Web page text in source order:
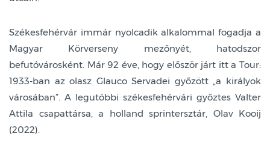
Székesfehérvár immár nyolcadik alkalommal fogadja a
Magyar Körverseny mezőnyét, hatodszor
befutóvárosként. Már 92 éve, hogy először járt itt a Tour:
1933-ban az olasz Glauco Servadei győzött „a királyok
városában”. A legutóbbi székesfehérvári győztes Valter
Attila csapattársa, a holland sprintersztár, Olav Kooij
(2022).